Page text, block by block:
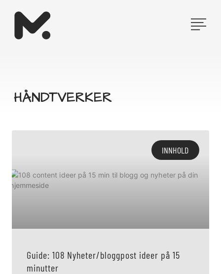
innholdet
HÅNDTVERKER
INNHOLD
Guide: 108 Nyheter/bloggpost ideer på 15
minutter